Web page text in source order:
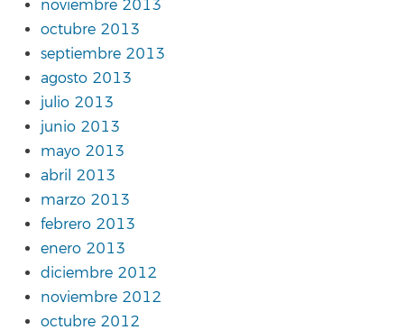
noviembre 2013
octubre 2013
septiembre 2013
agosto 2013
julio 2013
junio 2013
mayo 2013
abril 2013
marzo 2013
febrero 2013
enero 2013
diciembre 2012
noviembre 2012
octubre 2012